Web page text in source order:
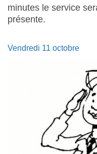
minutes le service
présente.
Vendredi 11 octobre